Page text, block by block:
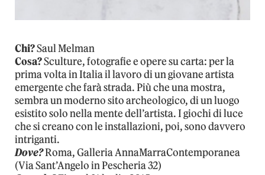
Chi?Saul Melman
Cosa?Sculture, fotografie e opere su carta: per la
prima volta in Italia il lavoro di un giovane artista
emergente che farà strada. Più che una mostra,
sembra un moderno sito archeologico, di un luogo
esistito solo nella mente dell’artista. I giochi di luce
che si creano con le installazioni, poi, sono davvero
intriganti.
Dove?Roma, Galleria AnnaMarraContemporanea
(Via Sant’Angelo in Pescheria 32)